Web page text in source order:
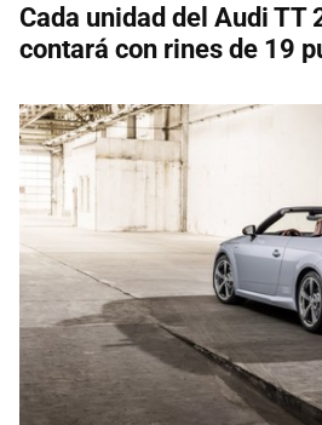
Cada unidad del Audi TT
contará con rines de 19